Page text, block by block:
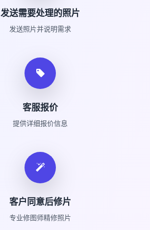
发送需要处理的照片
发送照片并说明需求
客服报价
提供详细报价信息
客户同意后修片
专业修图师精修照片